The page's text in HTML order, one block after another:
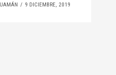
9 DICIEMBRE, 2019